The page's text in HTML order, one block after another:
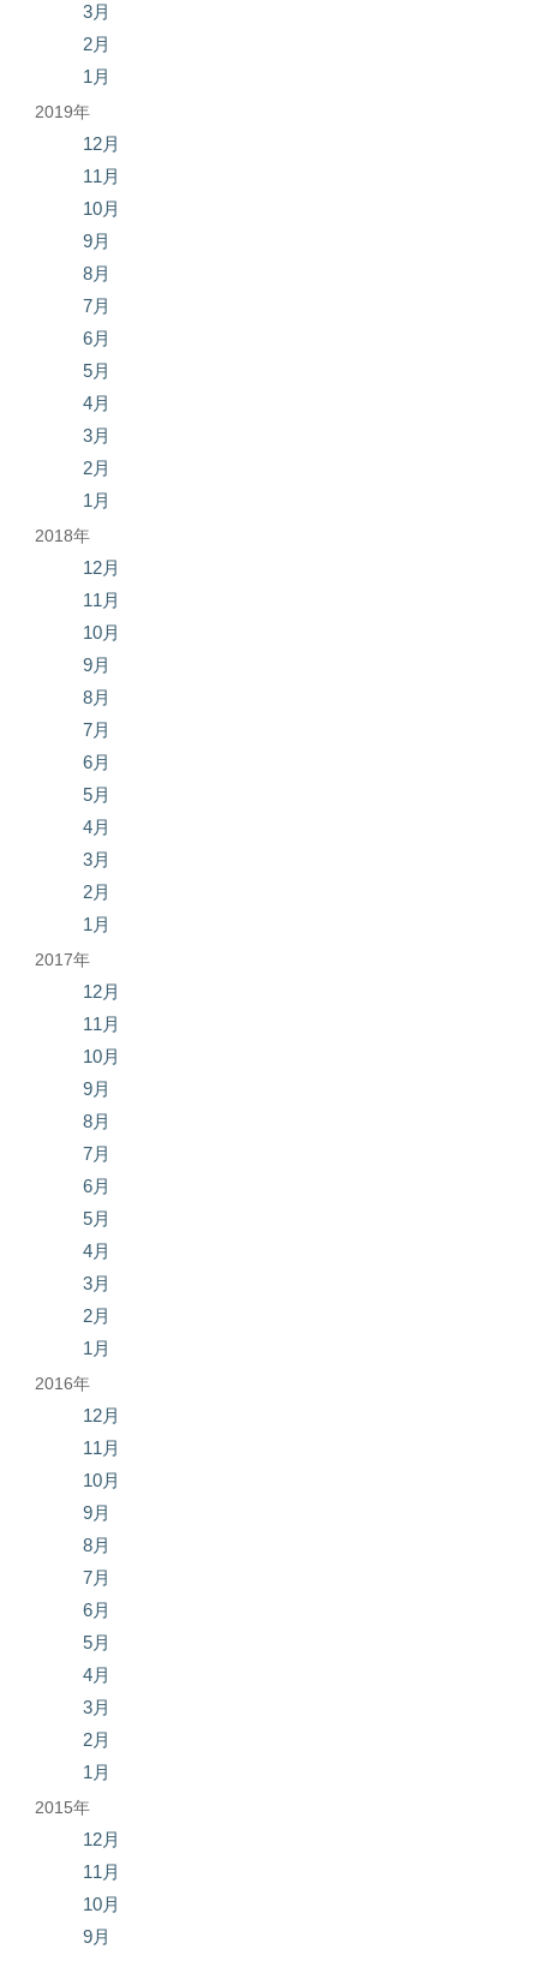
3月
2月
1月
2019年
12月
11月
10月
9月
8月
7月
6月
5月
4月
3月
2月
1月
2018年
12月
11月
10月
9月
8月
7月
6月
5月
4月
3月
2月
1月
2017年
12月
11月
10月
9月
8月
7月
6月
5月
4月
3月
2月
1月
2016年
12月
11月
10月
9月
8月
7月
6月
5月
4月
3月
2月
1月
2015年
12月
11月
10月
9月